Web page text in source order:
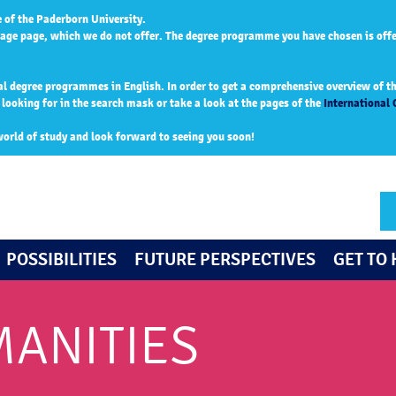
of the Paderborn University.
page, which we do not offer. The degree programme you have chosen is
programmes in English. In order to get a comprehensive overview of
for in the search mask or take a look at the pages of the International
of study and look forward to seeing you soon!
POSSIBILITIES FUTURE PERSPECTIVES GET TO